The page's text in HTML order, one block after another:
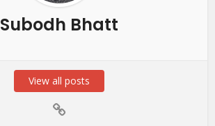
Subodh Bhatt
View all posts